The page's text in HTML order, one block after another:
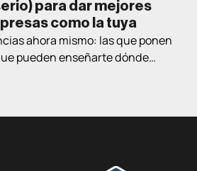
para dar mejores
como la tuya
ahora mismo: las que ponen
pueden enseñarte dónde